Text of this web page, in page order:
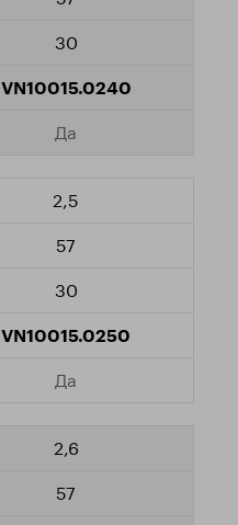
30
VN10015.0240
Да
2,5
57
30
VN10015.0250
Да
2,6
57